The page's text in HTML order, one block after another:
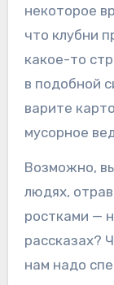
некоторое
что клубни
какое-то
в подобной
варите
мусорное
Возможно,
людях,
ростками —
рассказах?
нам надо